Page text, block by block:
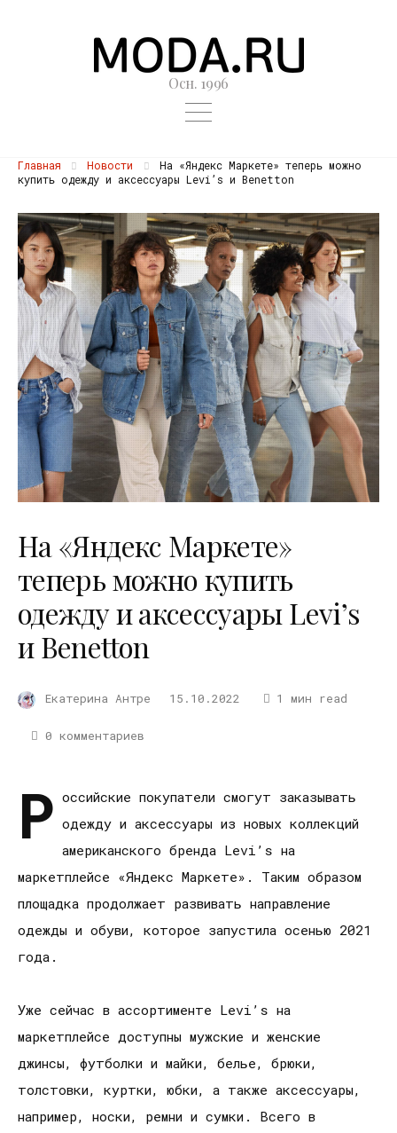
Осн. 1996
Главная Новости
На «Яндекс Маркете» теперь можно
купить одежду и аксессуары Levi’s и Benetton
На «Яндекс Маркете»
теперь можно купить
одежду и аксессуары Levi’s
и Benetton
Екатерина Антре 15.10.2022 1 мин read
0 комментариев
Р оссийские покупатели смогут заказывать
одежду и аксессуары из новых коллекций
американского бренда Levi’s на
маркетплейсе «Яндекс Маркете». Таким образом
площадка продолжает развивать направление
одежды и обуви, которое запустила осенью 2021
года.
Уже сейчас в ассортименте Levi’s на
маркетплейсе доступны мужские и женские
джинсы, футболки и майки, белье, брюки,
толстовки, куртки, юбки, а также аксессуары,
например, носки, ремни и сумки. Всего в